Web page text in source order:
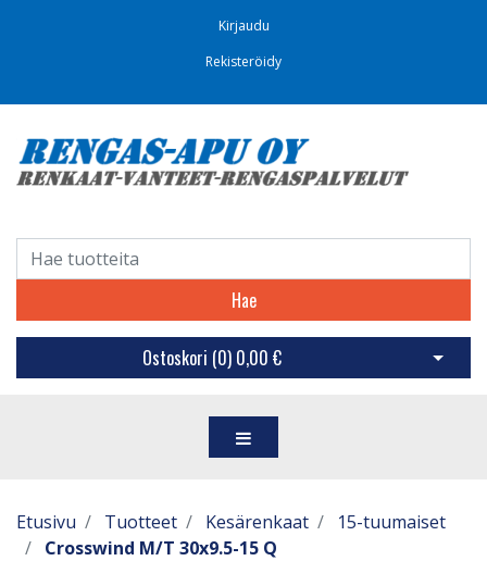
Kirjaudu
Rekisteröidy
Hae
Ostoskori (0) 0,00 € Avaa
Etusivu Tuotteet Kesärenkaat
15-tuumaiset
Crosswind M/T 30x9.5-15 Q